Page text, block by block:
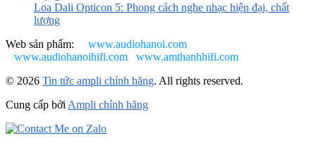
Loa Dali Opticon 5: Phong cách nghe nhạc hiện đại, chất
lượng
Web sản phẩm: www.audiohanoi.com
www.audiohanoihifi.com
www.amthanhhifi.com
© 2026 Tin tức ampli chính hãng. All rights reserved.
Cung cấp bởi Ampli chính hãng